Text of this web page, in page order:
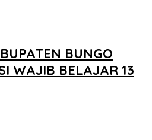
BUNGO
WAJIB BELAJAR 13